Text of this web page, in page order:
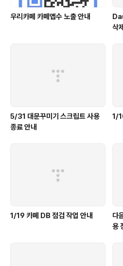
우리카페 카페앱수 노출 안내
삭
5/31 대문꾸미기 스크립트 사용
종료 안내
1/
1/19 카페 DB 점검 작업 안내
다
용